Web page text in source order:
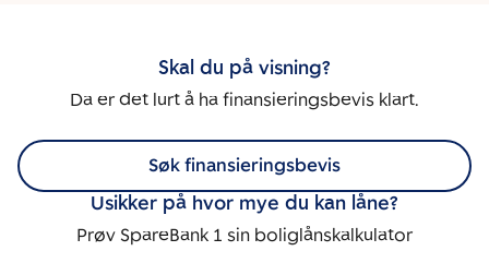
Skal du på visning?
Da er det lurt å ha finansieringsbevis klart.
Søk finansieringsbevis
Usikker på hvor mye du kan låne?
Prøv SpareBank 1 sin boliglånskalkulator